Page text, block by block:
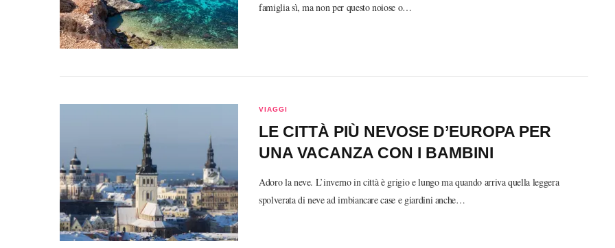
famiglia sì, ma non per questo noiose o…
VIAGGI
LE CITTÀ PIÙ NEVOSE D’EUROPA PER
UNA VACANZA CON I BAMBINI
Adoro la neve. L’inverno in città è grigio e lungo ma quando arriva quella leggera
spolverata di neve ad imbiancare case e giardini anche…